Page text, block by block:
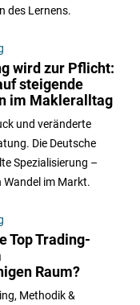
des Lernens.
wird zur Pflicht:
steigende
im Makleralltag
und veränderte
Die Deutsche
Spezialisierung –
im Markt.
Top Trading-
Raum?
Methodik &